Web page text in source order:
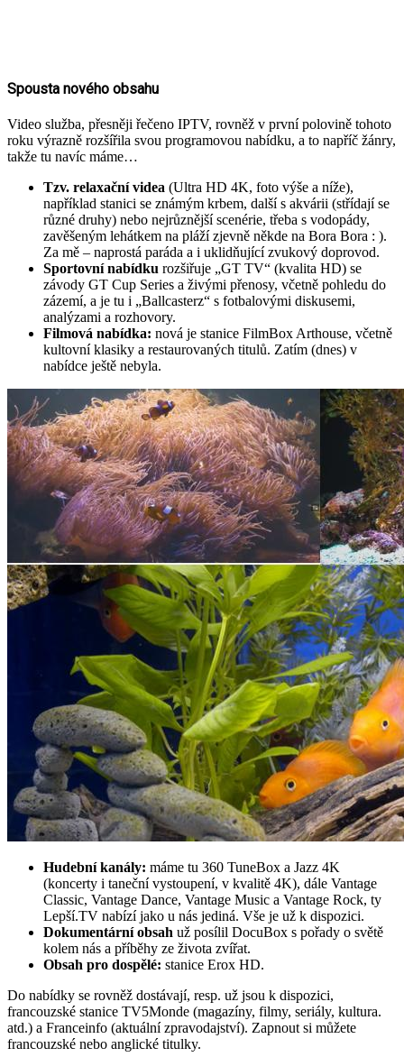
Spousta nového obsahu
Video služba, přesněji řečeno IPTV, rovněž v první polovině tohoto
roku výrazně rozšířila svou programovou nabídku, a to napříč žánry,
takže tu navíc máme…
Tzv. relaxační videa (Ultra HD 4K, foto výše a níže),
například stanici se známým krbem, další s akvárii (střídají se
různé druhy) nebo nejrůznější scenérie, třeba s vodopády,
zavěšeným lehátkem na pláží zjevně někde na Bora Bora : ).
Za mě – naprostá paráda a i uklidňující zvukový doprovod.
Sportovní nabídku rozšiřuje „GT TV“ (kvalita HD) se
závody GT Cup Series a živými přenosy, včetně pohledu do
zázemí, a je tu i „Ballcasterz“ s fotbalovými diskusemi,
analýzami a rozhovory.
Filmová nabídka: nová je stanice FilmBox Arthouse, včetně
kultovní klasiky a restaurovaných titulů. Zatím (dnes) v
nabídce ještě nebyla.
Hudební kanály: máme tu 360 TuneBox a Jazz 4K
(koncerty i taneční vystoupení, v kvalitě 4K), dále Vantage
Classic, Vantage Dance, Vantage Music a Vantage Rock, ty
Lepší.TV nabízí jako u nás jediná. Vše je už k dispozici.
Dokumentární obsah už posílil DocuBox s pořady o světě
kolem nás a příběhy ze života zvířat.
Obsah pro dospělé: stanice Erox HD.
Do nabídky se rovněž dostávají, resp. už jsou k dispozici,
francouzské stanice TV5Monde (magazíny, filmy, seriály, kultura.
atd.) a Franceinfo (aktuální zpravodajství). Zapnout si můžete
francouzské nebo anglické titulky.